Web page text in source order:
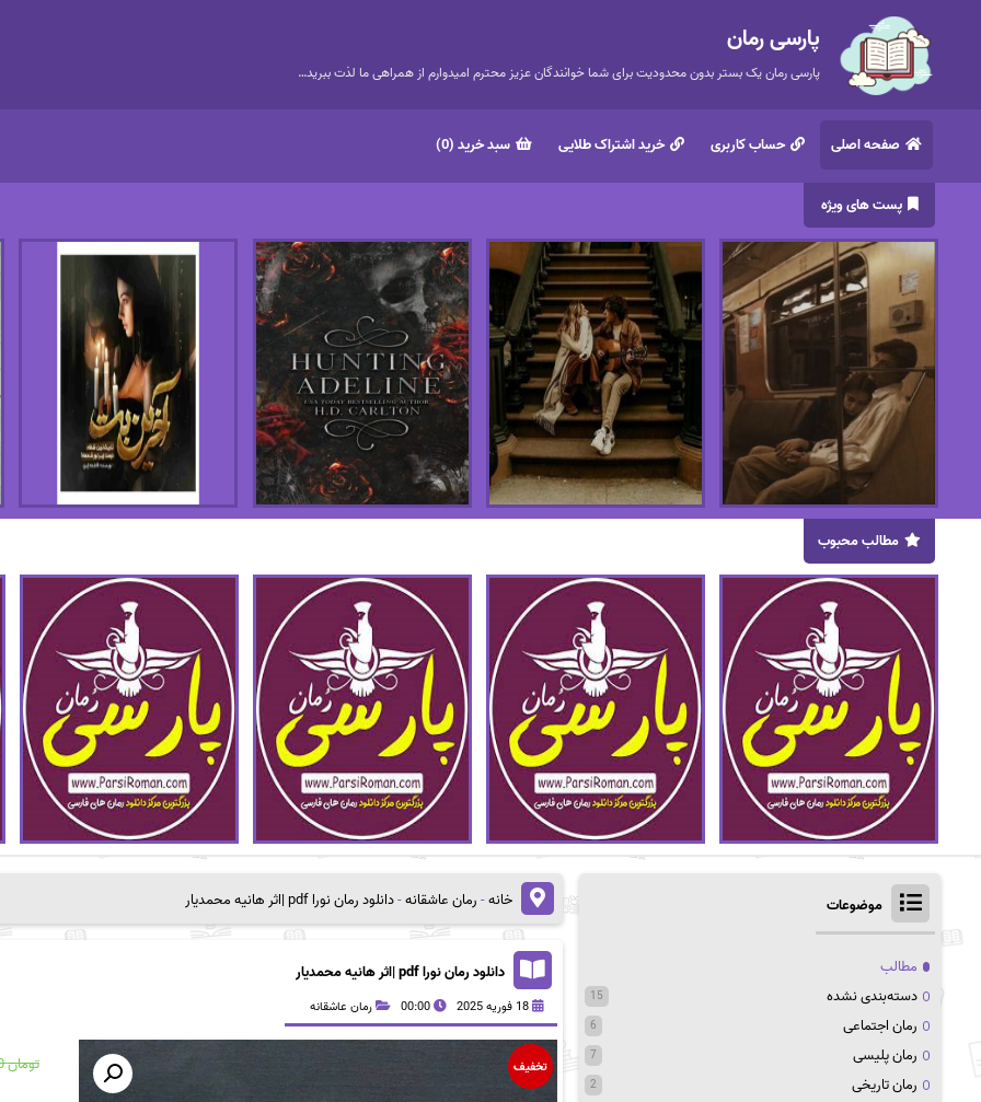
پارسی رمان
پارسی رمان یک بستر بدون محدودیت برای شما خوانندگان عزیز محترم امیدوارم از همراهی ما لذت ببرید…
صفحه اصلی حساب کاربری خرید اشتراک طلایی سبد خرید (0)
پست های ویژه
مطالب محبوب
خانه-رمان عاشقانه-دانلود رمان نورا pdf |اثر هانیه محمدیار
دانلود رمان نورا pdf |اثر هانیه محمدیار
18 فوریه 2025 00:00 رمان عاشقانه
تخفیف تومان35,000
موضوعات
مطالب
دسته‌بندی نشده
15
رمان اجتماعی 6
رمان پلیسی 7
رمان تاریخی 2